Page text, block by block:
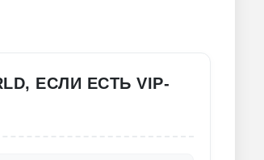
ЕСЛИ ЕСТЬ VIP-